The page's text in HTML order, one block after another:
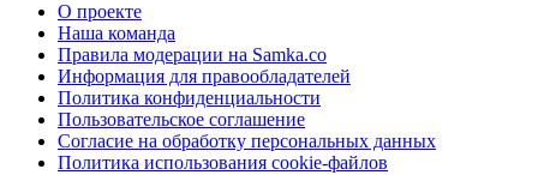
О проекте
Наша команда
Правила модерации на Samka.co
Информация для правообладателей
Политика конфиденциальности
Пользовательское соглашение
Согласие на обработку персональных данных
Политика использования cookie-файлов